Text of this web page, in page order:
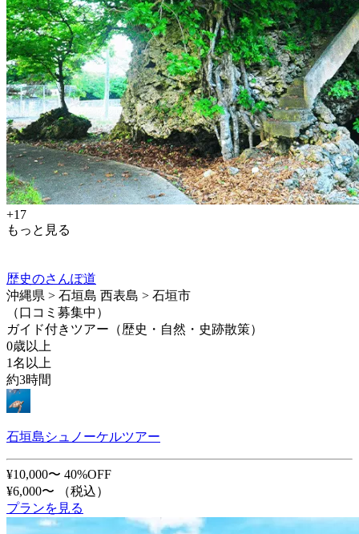
+17
もっと見る
歴史のさんぽ道
沖縄県 > 石垣島 西表島 > 石垣市
（口コミ募集中）
ガイド付きツアー（歴史・自然・史跡散策）
0歳以上
1名以上
約3時間
石垣島シュノーケルツアー
¥10,000〜 40%OFF
¥6,000〜
（税込）
プランを見る